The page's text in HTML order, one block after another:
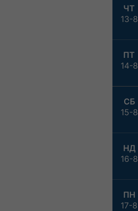
ЧТ
13-8
ПТ
14-8
СБ
15-8
НД
16-8
ПН
17-8